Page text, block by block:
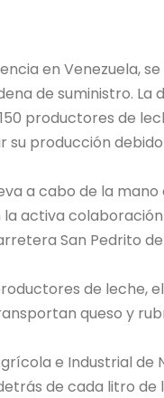
en Venezuela,
de suministro. La
productores de
producción
a cabo de la
activa
San Pedrito
de leche,
queso y
e Industrial de
de cada litro